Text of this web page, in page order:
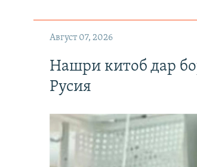
Август 07, 2026
Нашри китоб дар
Русия